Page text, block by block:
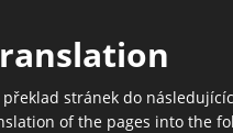
stránek do
of the pages into the